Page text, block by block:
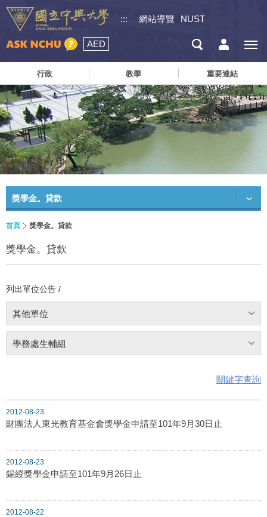
::: 網站導覽 NUST
AED
行政 教學 重要連結
獎學金。貸款
首頁 獎學金。貸款
獎學金。貸款
列出單位公告 /
其他單位
學務處生輔組
關鍵字查詢
2012-08-23
財團法人東光教育基金會獎學金申請至101年9月30日止
2012-08-23
錫綬獎學金申請至101年9月26日止
2012-08-22